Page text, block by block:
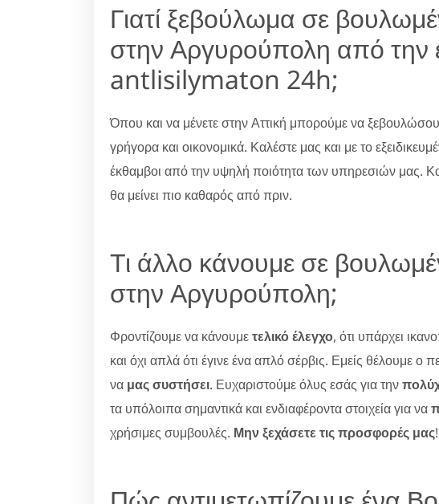
Γιατί ξεβούλωμα σε
στην Αργυρούπολη από την
antlisilymaton 24h;
Όπου και να μένετε στην Αττική μπορούμε να
γρήγορα και οικονομικά. Καλέστε μας και με το
έκθαμβοι από την υψηλή ποιότητα των υπηρεσιών μας.
θα μείνει πιο καθαρός από πριν.
Τι άλλο κάνουμε σε
στην Αργυρούπολη;
Φροντίζουμε να κάνουμετελικό έλεγχο, ότι υπάρχει
και όχι απλά ότι έγινε ένα απλό σέρβις. Εμείς θέλουμε ο
να μας συστήσει. Ευχαριστούμε όλυς εσάς για την
τα υπόλοιπα σημαντικά και ενδιαφέροντα στοιχεία για να
χρήσιμες συμβουλές. Μην ξεχάσετε τις προσφορές μας!